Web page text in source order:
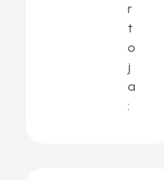
r
t
o
j
a
: